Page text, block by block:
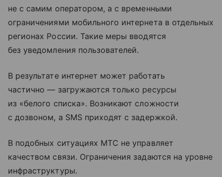
не с самим оператором, а с временными
ограничениями мобильного интернета в отдельных
регионах России. Такие меры вводятся
без уведомления пользователей.
В результате интернет может работать
частично — загружаются только ресурсы
из «белого списка». Возникают сложности
с дозвоном, а SMS приходят с задержкой.
В подобных ситуациях МТС не управляет
качеством связи. Ограничения задаются на уровне
инфраструктуры.